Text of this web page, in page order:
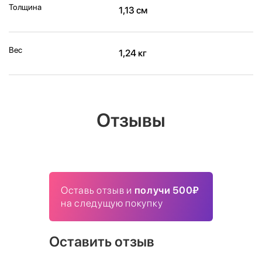
Толщина 1,13 см
Вес 1,24 кг
Отзывы
Оставь отзыв и получи 500₽
на следущую покупку
Оставить отзыв